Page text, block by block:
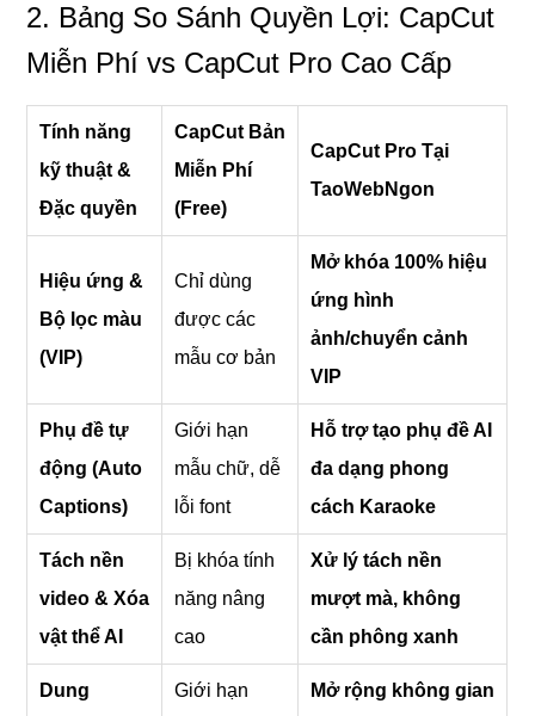
2. Bảng So Sánh Quyền Lợi: CapCut
Miễn Phí vs CapCut Pro Cao Cấp
Tính năng
kỹ thuật &
Đặc quyền
CapCut Bản
Miễn Phí
(Free)
CapCut Pro Tại
TaoWebNgon
Hiệu ứng &
Bộ lọc màu
(VIP)
Chỉ dùng
được các
mẫu cơ bản
Mở khóa 100% hiệu
ứng hình
ảnh/chuyển cảnh
VIP
Phụ đề tự
động (Auto
Captions)
Giới hạn
mẫu chữ, dễ
lỗi font
Hỗ trợ tạo phụ đề AI
đa dạng phong
cách Karaoke
Tách nền
video & Xóa
vật thể AI
Bị khóa tính
năng nâng
cao
Xử lý tách nền
mượt mà, không
cần phông xanh
Dung
Giới hạn
Mở rộng không gian